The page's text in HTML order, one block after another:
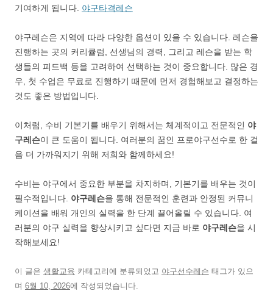
기여하게 됩니다. 야구타격레슨
야구레슨은 지역에 따라 다양한 옵션이 있을 수 있습니다. 레슨을
진행하는 곳의 커리큘럼, 선생님의 경력, 그리고 레슨을 받는 학
생들의 피드백 등을 고려하여 선택하는 것이 중요합니다. 많은 경
우, 첫 수업은 무료로 진행하기 때문에 먼저 경험해보고 결정하는
것도 좋은 방법입니다.
이처럼, 수비 기본기를 배우기 위해서는 체계적이고 전문적인 야
구레슨이 큰 도움이 됩니다. 여러분의 꿈인 프로야구선수로 한 걸
음 더 가까워지기 위해 저희와 함께하세요!
수비는 야구에서 중요한 부분을 차지하며, 기본기를 배우는 것이
필수적입니다. 야구레슨을 통해 전문적인 훈련과 안정된 커뮤니
케이션을 배워 개인의 실력을 한 단계 끌어올릴 수 있습니다. 여
러분의 야구 실력을 향상시키고 싶다면 지금 바로 야구레슨을 시
작해보세요!
이 글은 생활교육 카테고리에 분류되었고 야구선수레슨 태그가 있으
며 6월 10, 2026에 작성되었습니다.